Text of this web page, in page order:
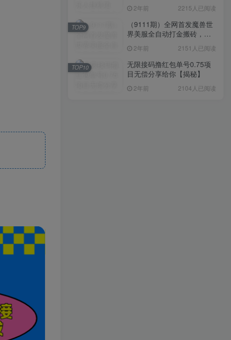
2年前 2215人已阅读
（9111期）全网首发魔兽世
界美服全自动打金搬砖，日
姆级教学
2年前 2151人已阅读
TOP9
无限接码撸红包单号0.75项
目无偿分享给你【揭秘】
2年前 2104人已阅读
TOP10